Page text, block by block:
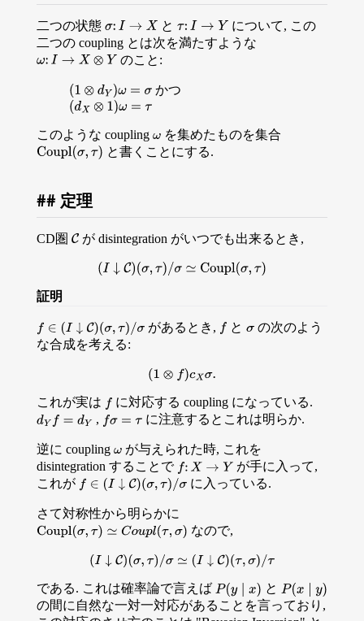
二つの状態 σ:I→X とτ:I →Y
について, この
二つの coupling とは次を満たすような
ω: I→X ⊗Y のこと:
( 1⊗d Y)ω=σ
かつ
(dX⊗1 )ω=τ
このような coupling ω を集めたものを集合
Coupl(σ,τ) と書くことにする.
定理
CD圏 Cが disintegration がいつでも出来るとき,
( I↓C)(σ,τ)/σ≃Coupl(σ,τ)
証明
f∈(I ↓C )( σ,τ)/σ があるとき, f とσの次のよう
な合成を考える:
(1⊗ f)cXσ.
これが実は f に対応する coupling になっている.
dY f=dY , fσ= τ に注意するとこれは明らか.
逆に coupling ω が与えられた時, これを
disintegration することで f:X→Y
が手に入って,
これが f∈(I ↓C )( σ,τ)/σ に入っている.
さて対称性から明らかに
Coupl(σ,τ)≃Co upl(τ,σ) なので,
(I↓C)(σ,τ)/σ ≃ I↓ C) (τ,σ)/τ
である. これは確率論で言えば P(y∣ ) と P(x∣
)
の間に自然な一対一対応があることを言っており,